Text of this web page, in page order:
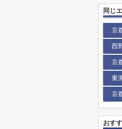
同じ
京
西
京
東
京
おす